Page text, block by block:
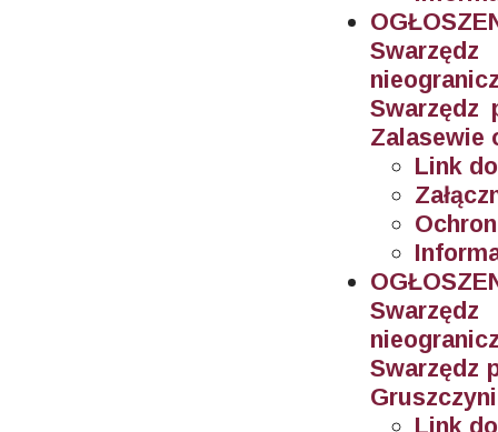
Swarzędz
Zalasewie
Link
Swarzędz
Link